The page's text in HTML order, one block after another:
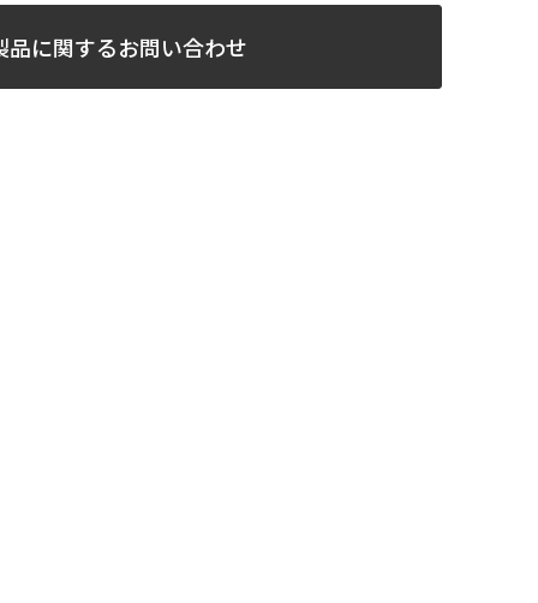
品に関するお問い合わせ